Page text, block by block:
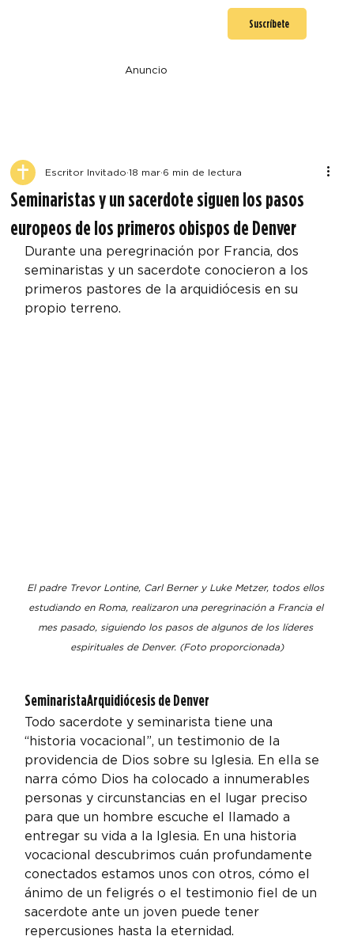
Suscríbete
Anuncio
Seminaristas y un sacerdote siguen los pasos
europeos de los primeros obispos de Denver
Escritor Invitado 18 mar 6 min de lectura
Durante una peregrinación por Francia, dos
seminaristas y un sacerdote conocieron a los
primeros pastores de la arquidiócesis en su
propio terreno.
El padre Trevor Lontine, Carl Berner y Luke Metzer, todos ellos
estudiando en Roma, realizaron una peregrinación a Francia el
mes pasado, siguiendo los pasos de algunos de los líderes
espirituales de Denver. (Foto proporcionada)
SeminaristaArquidiócesis de Denver
Todo sacerdote y seminarista tiene una
“historia vocacional”, un testimonio de la
providencia de Dios sobre su Iglesia. En ella se
narra cómo Dios ha colocado a innumerables
personas y circunstancias en el lugar preciso
para que un hombre escuche el llamado a
entregar su vida a la Iglesia. En una historia
vocacional descubrimos cuán profundamente
conectados estamos unos con otros, cómo el
ánimo de un feligrés o el testimonio fiel de un
sacerdote ante un joven puede tener
repercusiones hasta la eternidad.